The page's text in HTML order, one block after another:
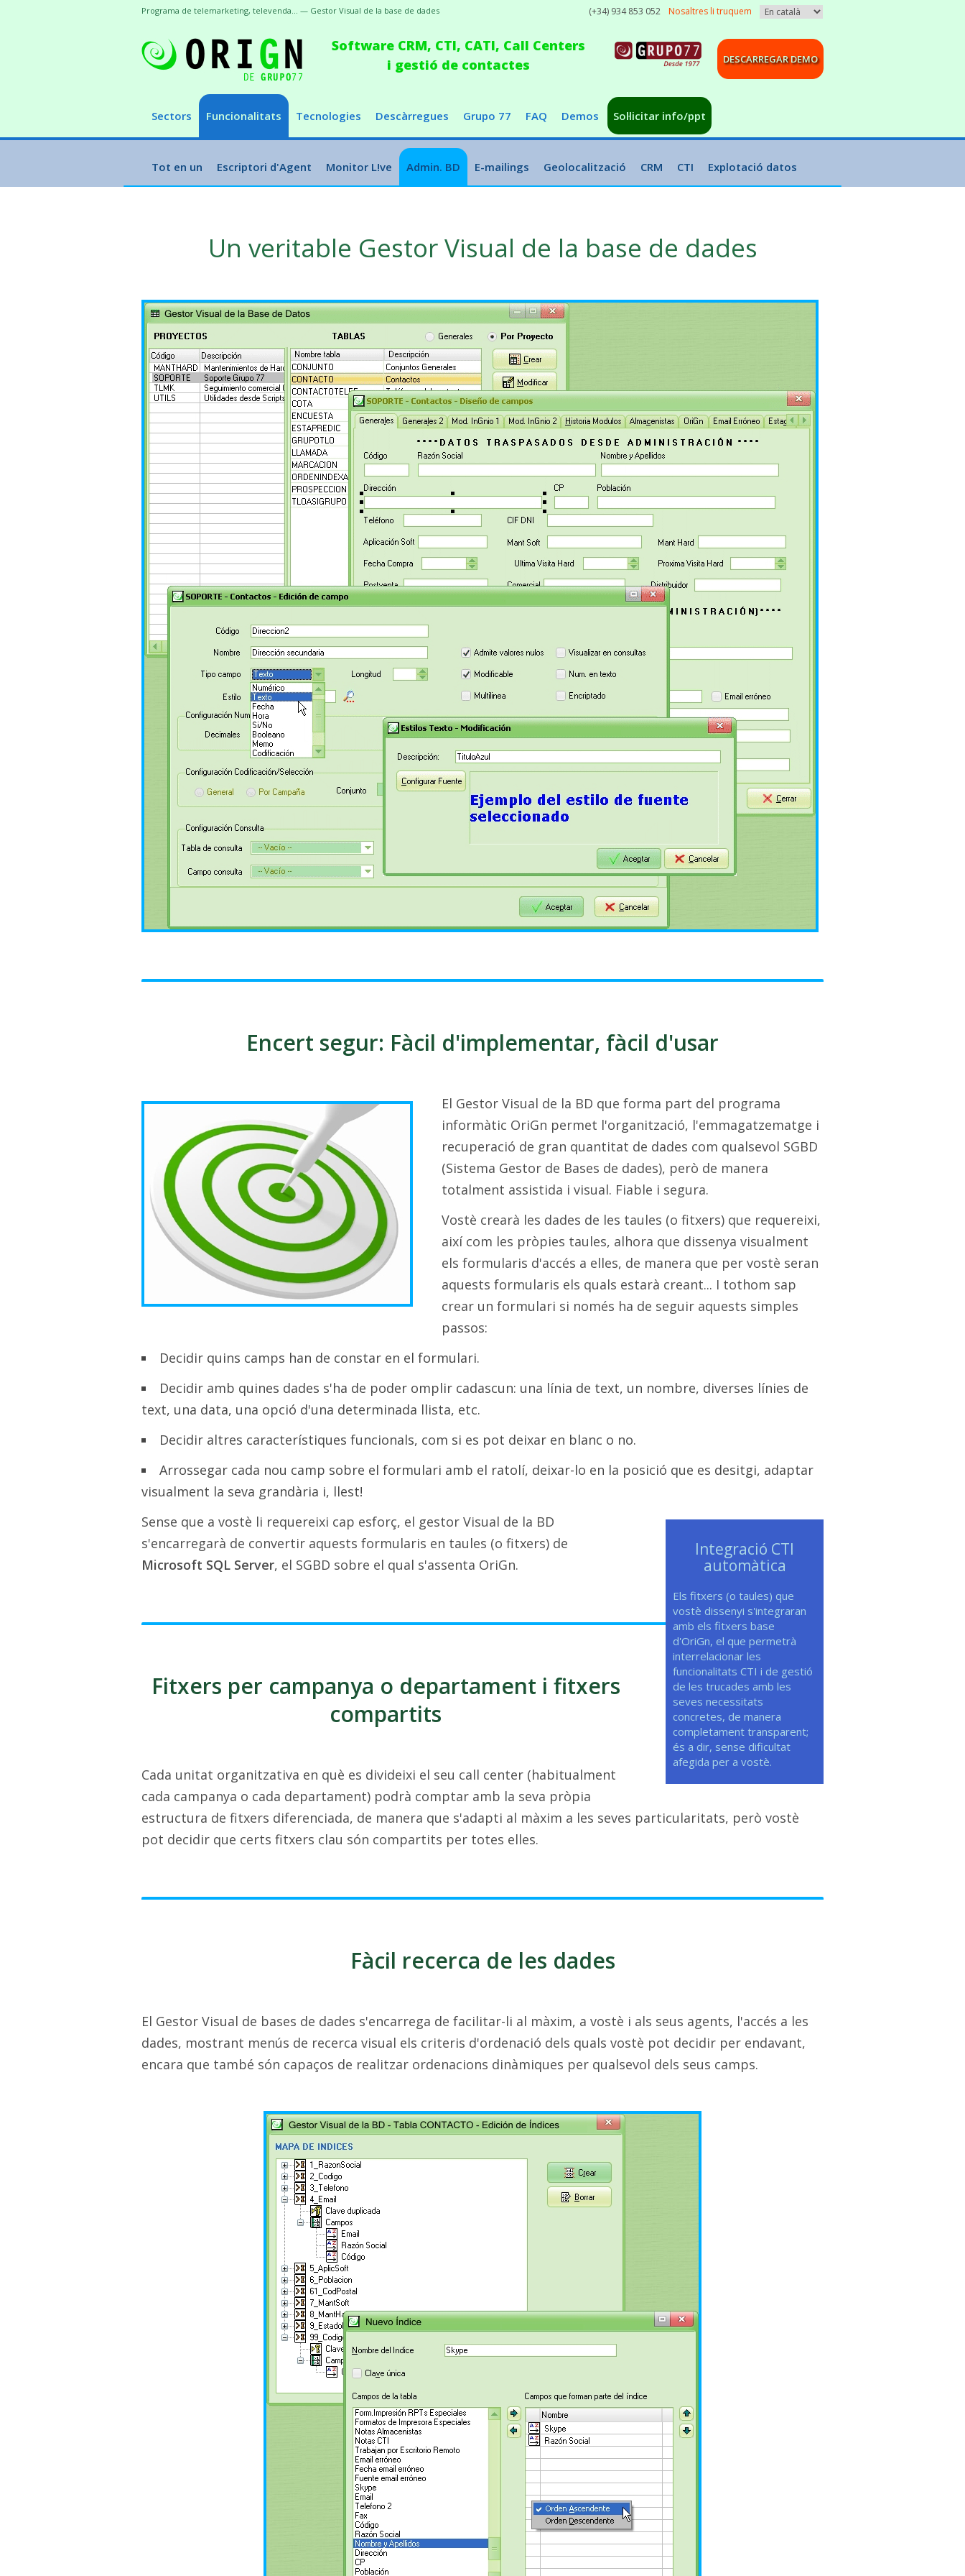
Software CRM, CTI, CATI, Call Centers
i gestió de contactes
(+34) 934 853 052 Nosaltres li truquem
DESCARREGAR DEMO
Sectors Funcionalitats Tecnologies Descàrregues Grupo 77 FAQ Demos Sol·licitar info/ppt
Tot en un Escriptori d'Agent Monitor L!ve Admin. BD E-mailings Geolocalització CRM CTI Explotació datos
Programa de telemarketing, televenda... — Gestor Visual de la base de dades
Un veritable Gestor Visual de la base de dades
Encert segur: Fàcil d'implementar, fàcil d'usar
El Gestor Visual de la BD que forma part del programa
informàtic OriGn permet l'organització, l'emmagatzematge i
recuperació de gran quantitat de dades com qualsevol SGBD
(Sistema Gestor de Bases de dades), però de manera
totalment assistida i visual. Fiable i segura.
Vostè crearà les dades de les taules (o fitxers) que requereixi,
així com les pròpies taules, alhora que dissenya visualment
els formularis d'accés a elles, de manera que per vostè seran
aquests formularis els quals estarà creant... I tothom sap
crear un formulari si només ha de seguir aquests simples
passos:
Decidir quins camps han de constar en el formulari.
Decidir amb quines dades s'ha de poder omplir cadascun: una línia de text, un nombre, diverses línies de
text, una data, una opció d'una determinada llista, etc.
Decidir altres característiques funcionals, com si es pot deixar en blanc o no.
Arrossegar cada nou camp sobre el formulari amb el ratolí, deixar-lo en la posició que es desitgi, adaptar
visualment la seva grandària i, llest!
Integració CTI
automàtica
Els fitxers (o taules) que
vostè dissenyi s'integraran
amb els fitxers base
d'OriGn, el que permetrà
interrelacionar les
funcionalitats CTI i de gestió
de les trucades amb les
seves necessitats
concretes, de manera
completament transparent;
és a dir, sense dificultat
afegida per a vostè.
Sense que a vostè li requereixi cap esforç, el gestor Visual de la BD
s'encarregarà de convertir aquests formularis en taules (o fitxers) de
Microsoft SQL Server, el SGBD sobre el qual s'assenta OriGn.
Fitxers per campanya o departament i fitxers
compartits
Cada unitat organitzativa en què es divideixi el seu call center (habitualment
cada campanya o cada departament) podrà comptar amb la seva pròpia
estructura de fitxers diferenciada, de manera que s'adapti al màxim a les seves particularitats, però vostè
pot decidir que certs fitxers clau són compartits per totes elles.
Fàcil recerca de les dades
El Gestor Visual de bases de dades s'encarrega de facilitar-li al màxim, a vostè i als seus agents, l'accés a les
dades, mostrant menús de recerca visual els criteris d'ordenació dels quals vostè pot decidir per endavant,
encara que també són capaços de realitzar ordenacions dinàmiques per qualsevol dels seus camps.